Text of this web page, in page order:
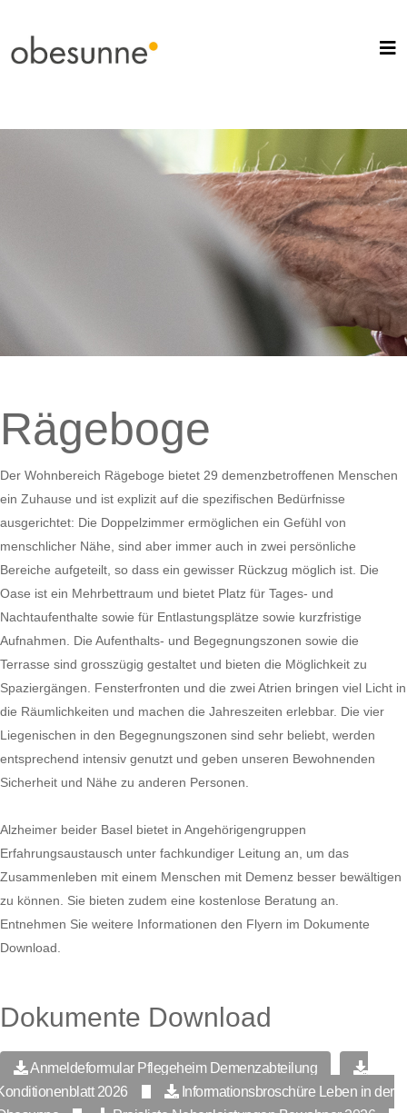
Rägeboge
Der Wohnbereich Rägeboge bietet 29 demenzbetroffenen Menschen
ein Zuhause und ist explizit auf die spezifischen Bedürfnisse
ausgerichtet: Die Doppelzimmer ermöglichen ein Gefühl von
menschlicher Nähe, sind aber immer auch in zwei persönliche
Bereiche aufgeteilt, so dass ein gewisser Rückzug möglich ist. Die
Oase ist ein Mehrbettraum und bietet Platz für Tages- und
Nachtaufenthalte sowie für Entlastungsplätze sowie kurzfristige
Aufnahmen. Die Aufenthalts- und Begegnungszonen sowie die
Terrasse sind grosszügig gestaltet und bieten die Möglichkeit zu
Spaziergängen. Fensterfronten und die zwei Atrien bringen viel Licht in
die Räumlichkeiten und machen die Jahreszeiten erlebbar. Die vier
Liegenischen in den Begegnungszonen sind sehr beliebt, werden
entsprechend intensiv genutzt und geben unseren Bewohnenden
Sicherheit und Nähe zu anderen Personen.
Alzheimer beider Basel bietet in Angehörigengruppen
Erfahrungsaustausch unter fachkundiger Leitung an, um das
Zusammenleben mit einem Menschen mit Demenz besser bewältigen
zu können. Sie bieten zudem eine kostenlose Beratung an.
Entnehmen Sie weitere Informationen den Flyern im Dokumente
Download.
Dokumente Download
Anmeldeformular Pflegeheim Demenzabteilung
2026
Informationsbroschüre Leben in der